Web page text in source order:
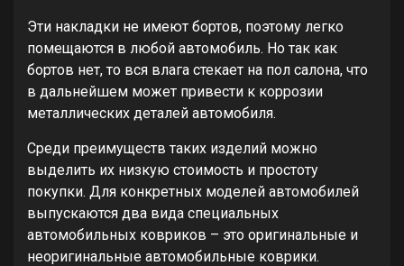
Эти накладки не имеют бортов, поэтому легко
помещаются в любой автомобиль. Но так как
бортов нет, то вся влага стекает на пол салона, что
в дальнейшем может привести к коррозии
металлических деталей автомобиля.
Среди преимуществ таких изделий можно
выделить их низкую стоимость и простоту
покупки. Для конкретных моделей автомобилей
выпускаются два вида специальных
автомобильных ковриков – это оригинальные и
неоригинальные автомобильные коврики.